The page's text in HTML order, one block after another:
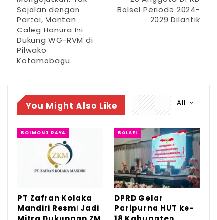
“Atas nama Pemerintah dan masyarakat
selamat atas dilantiknya para anggota
DPRD periode 2024-2029,” ucap Tahlis.
Pelantikan ini kata Tahlis, berdasarkan
surat keputusan Gubernur Sulut Nomor 489
Tahun 2024 tentang peresmian
Sejalan dengan
Partai, Mantan
Caleg Hanura Ini
Dukung WG-RVM di
Pilwako
Kotamobagu
Bolsel Periode 2024-
2029 Dilantik
All
You Might Also Like
BOLMONG RAYA
PT Zafran Kolaka
Mandiri Resmi Jadi
BOLSEL
DPRD Gelar
Paripurna HUT ke-